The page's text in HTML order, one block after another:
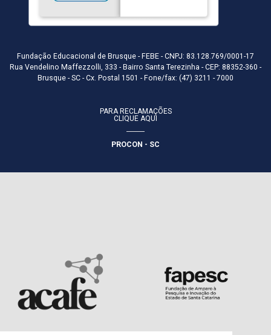
Fundação Educacional de Brusque - FEBE - CNPJ: 83.128.769/0001-17
Rua Vendelino Maffezzolli, 333 - Bairro Santa Terezinha - CEP: 88352-360 -
Brusque - SC - Cx. Postal 1501 - Fone/fax: (47) 3211 - 7000
PARA RECLAMAÇÕES
CLIQUE AQUI
PROCON - SC